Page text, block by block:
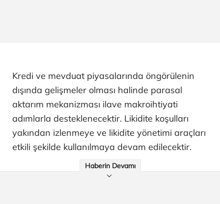
Kredi ve mevduat piyasalarında öngörülenin
dışında gelişmeler olması halinde parasal
aktarım mekanizması ilave makroihtiyati
adımlarla desteklenecektir. Likidite koşulları
yakından izlenmeye ve likidite yönetimi araçları
etkili şekilde kullanılmaya devam edilecektir.
Haberin Devamı